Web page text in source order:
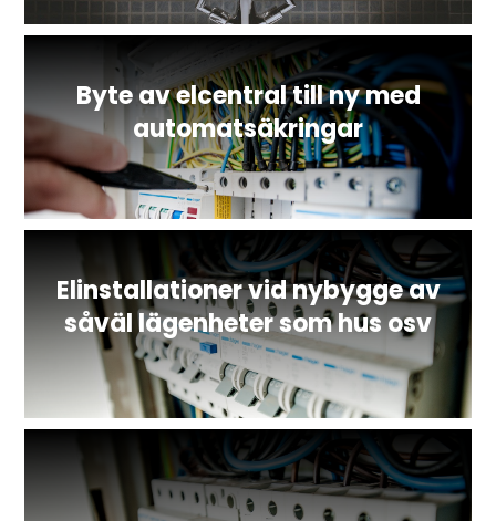
Byte av elcentral till ny med
automatsäkringar
Elinstallationer vid nybygge av
såväl lägenheter som hus osv